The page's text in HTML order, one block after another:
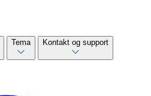
Tema Kontakt og support